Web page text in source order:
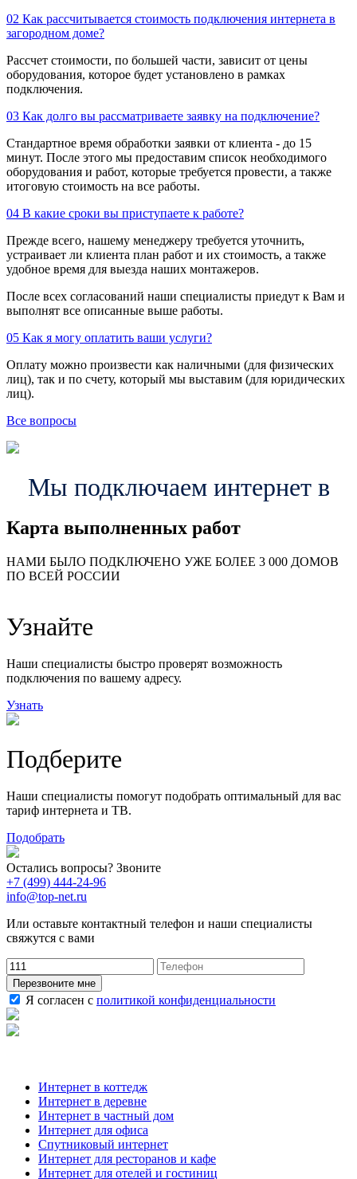
02 Как рассчитывается стоимость подключения интернета в
загородном доме?
Рассчет стоимости, по большей части, зависит от цены
оборудования, которое будет установлено в рамках
подключения.
03 Как долго вы рассматриваете заявку на подключение?
Стандартное время обработки заявки от клиента - до 15
минут. После этого мы предоставим список необходимого
оборудования и работ, которые требуется провести, а также
итоговую стоимость на все работы.
04 В какие сроки вы приступаете к работе?
Прежде всего, нашему менеджеру требуется уточнить,
устраивает ли клиента план работ и их стоимость, а также
удобное время для выезда наших монтажеров.
После всех согласований наши специалисты приедут к Вам и
выполнят все описанные выше работы.
05 Как я могу оплатить ваши услуги?
Оплату можно произвести как наличными (для физических
лиц), так и по счету, который мы выставим (для юридических
лиц).
Все вопросы
Мы подключаем интернет в
Карта выполненных работ
НАМИ БЫЛО ПОДКЛЮЧЕНО УЖЕ БОЛЕЕ 3 000 ДОМОВ
ПО ВСЕЙ РОССИИ
57
29
99
48
Узнайте
Наши специалисты быстро проверят возможность
подключения по вашему адресу.
Узнать
Подберите
Наши специалисты помогут подобрать оптимальный для вас
тариф интернета и ТВ.
Подобрать
Остались вопросы? Звоните
+7 (499) 444-24-96
info@top-net.ru
Или оставьте контактный телефон и наши специалисты
свяжутся с вами
Перезвоните мне
Я согласен с политикой конфиденциальности
Интернет в коттедж
Интернет в деревне
Интернет в частный дом
Интернет для офиса
Спутниковый интернет
Интернет для ресторанов и кафе
Интернет для отелей и гостиниц